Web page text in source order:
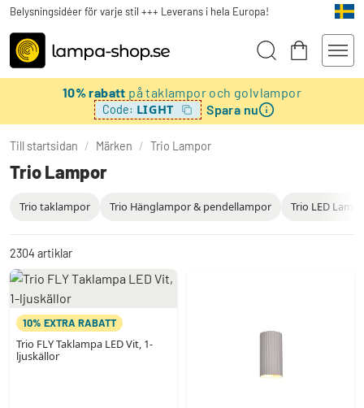
Belysningsidéer för varje stil +++ Leverans i hela Europa!
10% rabatt på taklampor och golvlampor
Code: LIGHT Spara nu
Till startsidan / Märken / Trio Lampor
Trio Lampor
Trio taklampor Trio Hänglampor & pendellampor Trio LED
2304 artiklar
10% EXTRA RABATT
Trio FLY Taklampa LED Vit, 1-
ljuskällor